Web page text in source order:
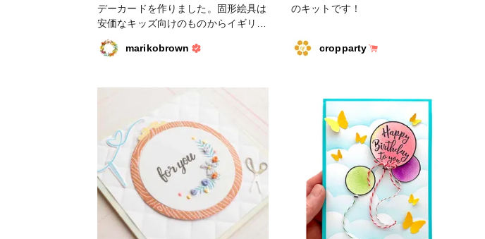
デーカードを作りました。固形絵具は
安価なキッズ向けのものからイギリス
の画材メーカーのものまでいろいろ試
しましたが、ダントツ一番好きなのは
欠けたりという失敗があまりありませ
ん。フレーズを入れるスペースがない
時は、別紙で作ったラベルを乗せる
か、半透明のヴェラムペーパーでボー
ダーを作って重ねる方法で仕上げるこ
とが多いです。今回は後者を選択。マ
ガジンに詳しく書いています。 #カー
ド #スタンプ #クリアスタンプ #バー
marikobrown
のキットです！
cropparty